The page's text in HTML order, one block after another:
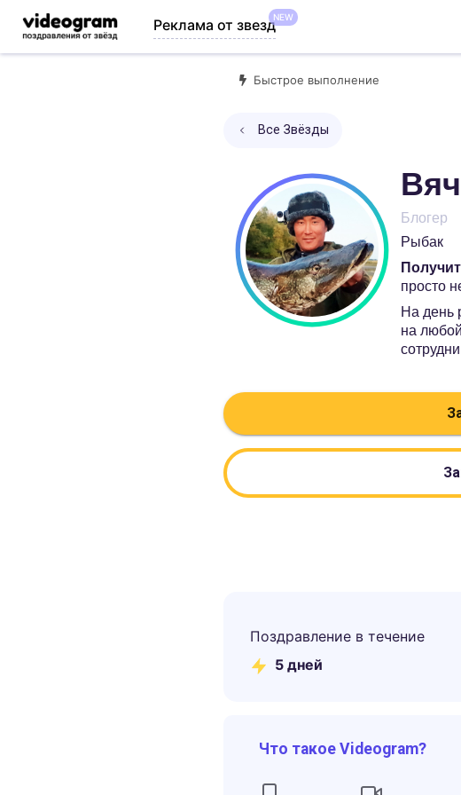
Реклама от звездNEW
Быстрое выполнение
Все Звёзды
Блогер
Рыбак
просто
На день
на
Поздравление в течение
5 дней
Что такое Videogram?